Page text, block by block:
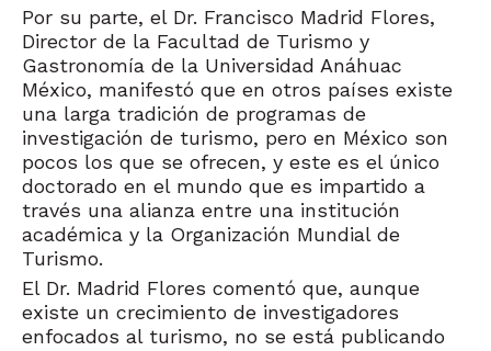
Por su parte, el Dr. Francisco Madrid Flores,
Director de la Facultad de Turismo y
Gastronomía de la Universidad Anáhuac
México, manifestó que en otros países existe
una larga tradición de programas de
investigación de turismo, pero en México son
pocos los que se ofrecen, y este es el único
doctorado en el mundo que es impartido a
través una alianza entre una institución
académica y la Organización Mundial de
Turismo.
El Dr. Madrid Flores comentó que, aunque
existe un crecimiento de investigadores
enfocados al turismo, no se está publicando